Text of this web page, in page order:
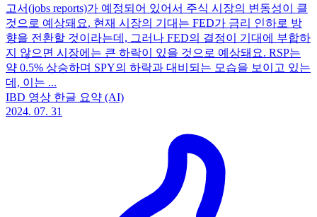
고서(jobs reports)가 예정되어 있어서 주식 시장의 변동성이 클
것으로 예상돼요. 현재 시장의 기대는 FED가 금리 인하로 방
향을 전환할 것이라는데, 그러나 FED의 결정이 기대에 부합하
지 않으면 시장에는 큰 하락이 있을 것으로 예상돼요. RSP는
약 0.5% 상승하며 SPY의 하락과 대비되는 모습을 보이고 있는
데, 이는 ...
IBD 영상 한글 요약 (AI)
2024. 07. 31